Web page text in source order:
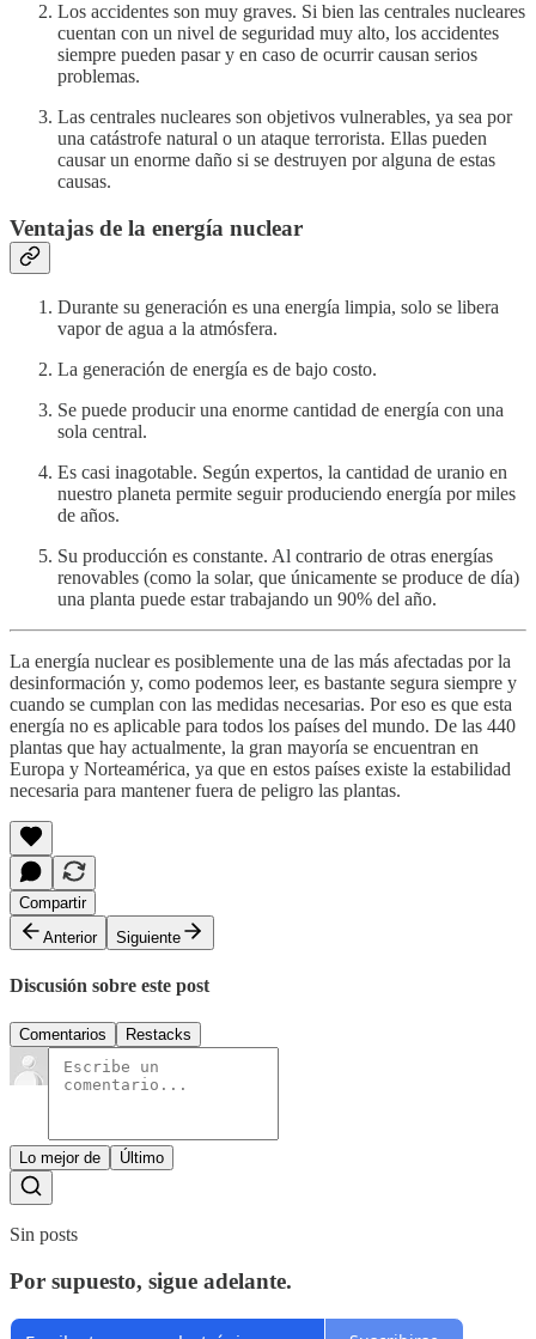
Los accidentes son muy graves. Si bien las centrales nucleares
cuentan con un nivel de seguridad muy alto, los accidentes
siempre pueden pasar y en caso de ocurrir causan serios
problemas.
Las centrales nucleares son objetivos vulnerables, ya sea por
una catástrofe natural o un ataque terrorista. Ellas pueden
causar un enorme daño si se destruyen por alguna de estas
causas.
Ventajas de la energía nuclear
Durante su generación es una energía limpia, solo se libera
vapor de agua a la atmósfera.
La generación de energía es de bajo costo.
Se puede producir una enorme cantidad de energía con una
sola central.
Es casi inagotable. Según expertos, la cantidad de uranio en
nuestro planeta permite seguir produciendo energía por miles
de años.
Su producción es constante. Al contrario de otras energías
renovables (como la solar, que únicamente se produce de día)
una planta puede estar trabajando un 90% del año.
La energía nuclear es posiblemente una de las más afectadas por la
desinformación y, como podemos leer, es bastante segura siempre y
cuando se cumplan con las medidas necesarias. Por eso es que esta
energía no es aplicable para todos los países del mundo. De las 440
plantas que hay actualmente, la gran mayoría se encuentran en
Europa y Norteamérica, ya que en estos países existe la estabilidad
necesaria para mantener fuera de peligro las plantas.
Compartir
Anterior
Siguiente
Discusión sobre este post
Comentarios Restacks
Lo mejor de Último
Sin posts
Por supuesto, sigue adelante.